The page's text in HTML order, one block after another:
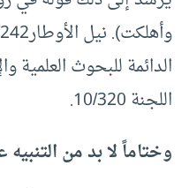
الدائمة للبحوث العلمية
اللجنة 10/320.
وختاماً لا بد من التنبيه